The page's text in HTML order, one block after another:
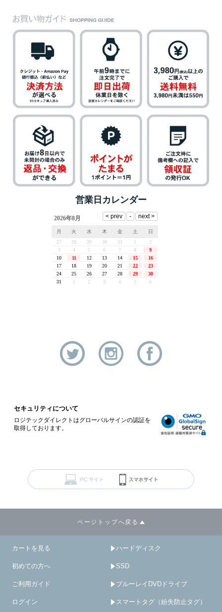
営業日カレンダー
セキュリティについて
ロジテックダイレクトはグローバルサインの認証を
取得しております。
ページトップへ戻る
カートを見る
初めての方へ
ご利用ガイド
ログイン
ハードディスク
SSD
ブルーレイDVDドライブ
スマートタグ（紛失防止タグ）